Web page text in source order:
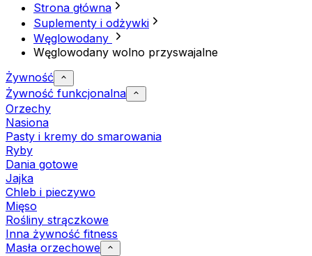
Strona główna
Suplementy i odżywki
Węglowodany
Węglowodany wolno przyswajalne
Żywność
Żywność funkcjonalna
Orzechy
Nasiona
Pasty i kremy do smarowania
Ryby
Dania gotowe
Jajka
Chleb i pieczywo
Mięso
Rośliny strączkowe
Inna żywność fitness
Masła orzechowe